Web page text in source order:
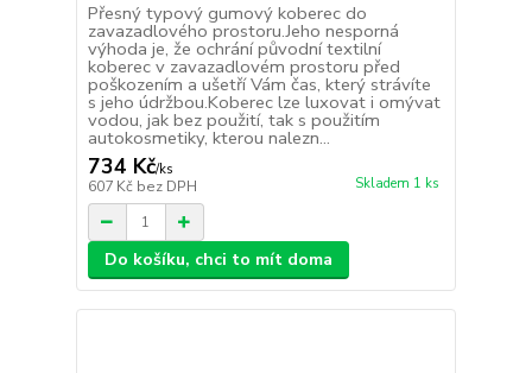
Přesný typový gumový koberec do
zavazadlového prostoru.Jeho nesporná
výhoda je, že ochrání původní textilní
koberec v zavazadlovém prostoru před
poškozením a ušetří Vám čas, který strávíte
s jeho údržbou.Koberec lze luxovat i omývat
vodou, jak bez použití, tak s použitím
autokosmetiky, kterou nalezn...
734 Kč/ks
607 Kč bez DPH Skladem 1 ks
Do košíku, chci to mít doma